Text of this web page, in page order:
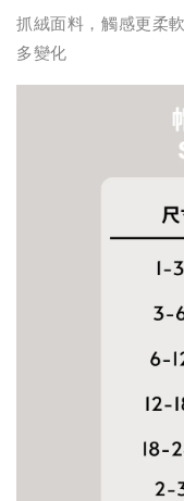
抓絨面料，觸感更柔
多變化